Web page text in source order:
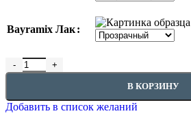
700,00 ₽
Bayramix Лак
Количество товара BAYRAMIX BS-
В КОРЗИНУ
Добавить в список желаний